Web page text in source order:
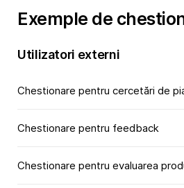
Exemple de
Utilizatori externi
Chestionare pentru cercetări de
Chestionare pentru feedback
Chestionare pentru evaluarea